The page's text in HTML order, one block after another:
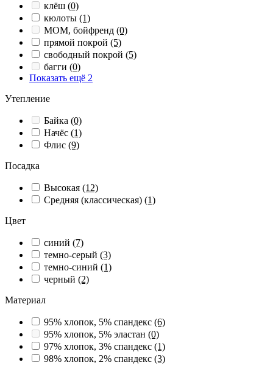
клёш (0)
кюлоты (1)
МОМ, бойфренд (0)
прямой покрой (5)
свободный покрой (5)
багги (0)
Показать ещё 2
Утепление
Байка (0)
Начёс (1)
Флис (9)
Посадка
Высокая (12)
Средняя (классическая) (1)
Цвет
синий (7)
темно-серый (3)
темно-синий (1)
черный (2)
Материал
95% хлопок, 5% спандекс (6)
95% хлопок, 5% эластан (0)
97% хлопок, 3% спандекс (1)
98% хлопок, 2% спандекс (3)